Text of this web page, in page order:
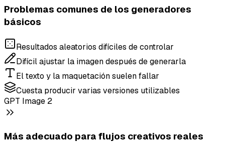
Problemas comunes de los generadores
básicos
Resultados aleatorios difíciles de controlar
Difícil ajustar la imagen después de generarla
El texto y la maquetación suelen fallar
Cuesta producir varias versiones utilizables
GPT Image 2
Más adecuado para flujos creativos reales